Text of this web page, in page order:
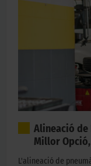
Alineació de
Millor
L'alineació de